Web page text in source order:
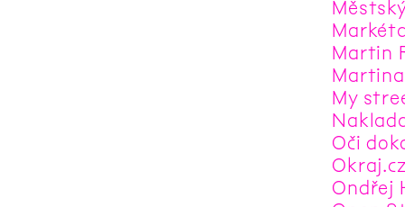
Martin
My
Oči
Ondřej